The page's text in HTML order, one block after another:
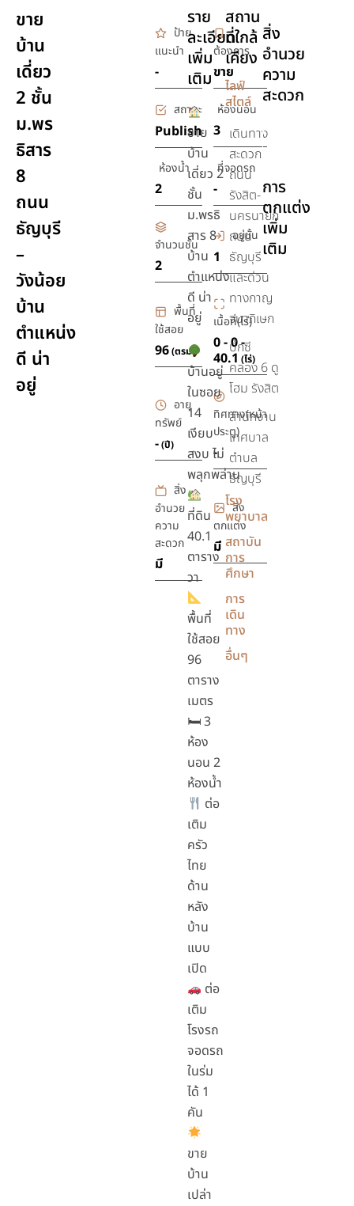
ขาย
บ้าน
เดี่ยว
2 ชั้น
ม.พร
ธิสาร
8
ถนน
ธัญบุรี
–
วังน้อย
บ้าน
ตำแหน่ง
ดี น่า
อยู่
ป้าย
แนะนำ
-
ต้องการ
ขาย
สถานะ
Publish
ห้องนอน
3
ห้องน้ำ
2
ที่จอดรถ
-
จำนวนชั้น
2
อยู่ชั้น
1
พื้นที่
ใช้สอย
96(ตรม.)
เนื้อที่(ไร่)
0 - 0 -
40.1 (ไร่)
อายุ
ทรัพย์
-(ปี)
ทิศทาง(หน้า
ประตู)
-
สิ่ง
อำนวย
ความ
สะดวก
มี
สิ่ง
ตกแต่ง
มี
ราย
ละเอียด
เพิ่ม
เติม
ขาย
บ้าน
เดี่ยว 2
ชั้น
ม.พรธิ
สาร 8
บ้าน
ตำแหน่ง
ดี น่า
อยู่
บ้านอยู่
ในซอย
14
เงียบ
สงบ ไม่
พลุกพล่าน
ที่ดิน
40.1
ตาราง
วา
พื้นที่
ใช้สอย
96
ตาราง
เมตร
🛏 3
ห้อง
นอน 2
ห้องน้ำ
ต่อ
เติม
ครัว
ไทย
ด้าน
หลัง
บ้าน
แบบ
เปิด
ต่อ
เติม
โรงรถ
จอดรถ
ในร่ม
ได้ 1
คัน
ขาย
บ้าน
เปล่า
สถาน
ที่ใกล้
เคียง
ไลฟ์
สไตล์
เดินทาง
สะดวก
ถนน
รังสิต-
นครนายก
ถนน
ธัญบุรี
และด่วน
ทางกาญ
จนาภิเษก
บิ๊กซี
คลอง 6 ดู
โฮม รังสิต
สำนักงาน
เทศบาล
ตำบล
ธัญบุรี
โรง
พยาบาล
สถาบัน
การ
ศึกษา
การ
เดิน
ทาง
อื่นๆ
สิ่ง
อำนวย
ความ
สะดวก
เครื่อง
การ
ตกแต่ง
เพิ่ม
เติม